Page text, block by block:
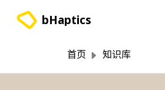
bHaptics
首页 知识库